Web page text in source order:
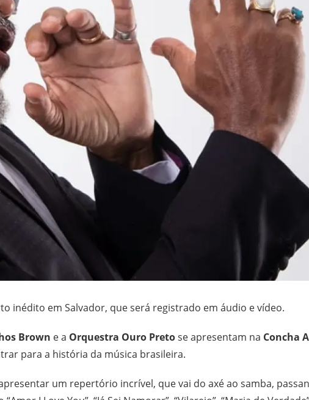
inédito em Salvador, que será registrado em áudio e vídeo.
Brown e a Orquestra Ouro Pretose apresentam na Concha
para a história da música brasileira.
um repertório incrível, que vai do axé ao samba,